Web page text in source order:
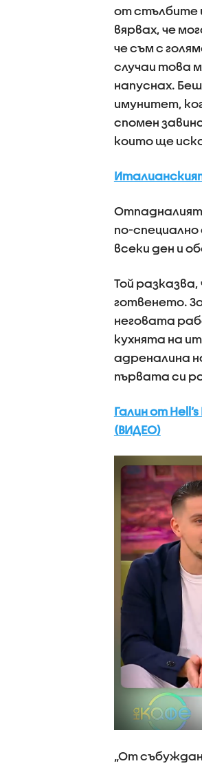
от стълбите
вярвах, че
че съм с
случаи това
напуснах.
имунитет,
спомен
които ще
Отпадналият
по-
всеки ден и
Той
готвенето.
неговата
кухнята на
адреналина
първата си
Галин от
(ВИДЕО)
„От